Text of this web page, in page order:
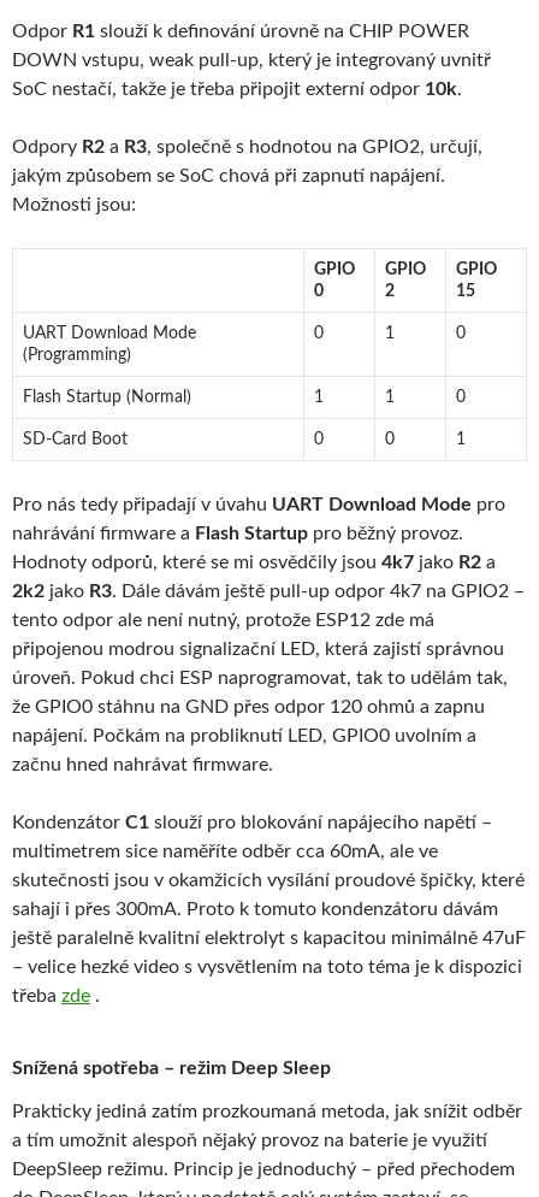
Odpor R1 slouží k definování úrovně na CHIP POWER
DOWN vstupu, weak pull-up, který je integrovaný uvnitř
SoC nestačí, takže je třeba připojit externí odpor 10k.
Odpory R2 a R3, společně s hodnotou na GPIO2, určují,
jakým způsobem se SoC chová při zapnutí napájení.
Možnosti jsou:
GPIO
0
GPIO
2
GPIO
15
UART Download Mode
(Programming)
0 1 0
Flash Startup (Normal) 1 1 0
SD-Card Boot 0 0 1
Pro nás tedy připadají v úvahu UART Download Mode pro
nahrávání firmware a Flash Startup pro běžný provoz.
Hodnoty odporů, které se mi osvědčily jsou 4k7 jako R2 a
2k2 jako R3. Dále dávám ještě pull-up odpor 4k7 na GPIO2 –
tento odpor ale není nutný, protože ESP12 zde má
připojenou modrou signalizační LED, která zajistí správnou
úroveň. Pokud chci ESP naprogramovat, tak to udělám tak,
že GPIO0 stáhnu na GND přes odpor 120 ohmů a zapnu
napájení. Počkám na probliknutí LED, GPIO0 uvolním a
začnu hned nahrávat firmware.
Kondenzátor C1 slouží pro blokování napájecího napětí –
multimetrem sice naměříte odběr cca 60mA, ale ve
skutečnosti jsou v okamžicích vysílání proudové špičky, které
sahají i přes 300mA. Proto k tomuto kondenzátoru dávám
ještě paralelně kvalitní elektrolyt s kapacitou minimálně 47uF
– velice hezké video s vysvětlením na toto téma je k dispozici
třeba zde .
Snížená spotřeba – režim Deep Sleep
Prakticky jediná zatím prozkoumaná metoda, jak snížit odběr
a tím umožnit alespoň nějaký provoz na baterie je využití
DeepSleep režimu. Princip je jednoduchý – před přechodem